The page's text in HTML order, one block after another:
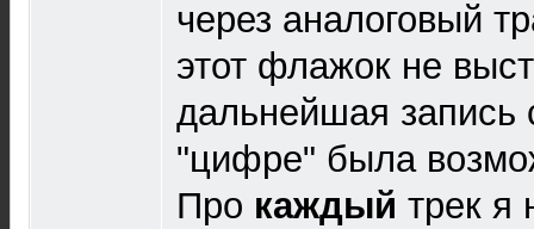
через аналоговый
этот флажок не
дальнейшая запись
"цифре" была
Про каждый трек я